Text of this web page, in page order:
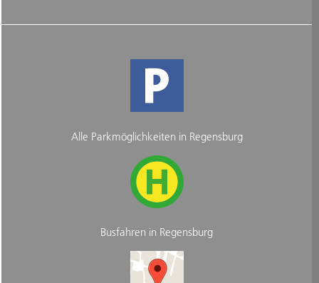
Alle Parkmöglichkeiten in Regensburg
Busfahren in Regensburg